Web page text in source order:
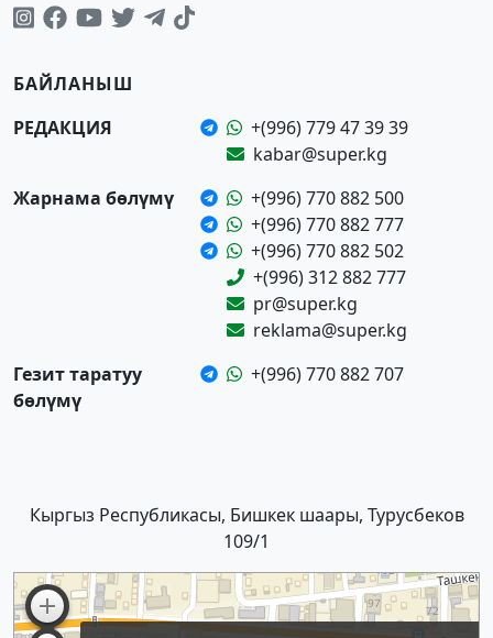
БАЙЛАНЫШ
РЕДАКЦИЯ
+(996) 779 47 39 39
kabar@super.kg
Жарнама бөлүмү
+(996) 770 882 500
+(996) 770 882 777
+(996) 770 882 502
+(996) 312 882 777
pr@super.kg
reklama@super.kg
Гезит таратуу
бөлүмү
+(996) 770 882 707
Кыргыз Республикасы, Бишкек шаары, Турусбеков
109/1